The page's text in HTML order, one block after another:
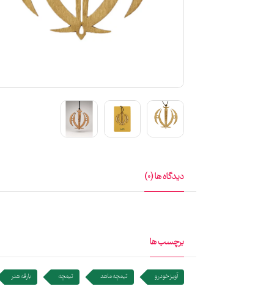
دیدگاه ها (0)
برچسب ها
آویز خودرو تیمچه ماهد تیمچه بارقه هنر